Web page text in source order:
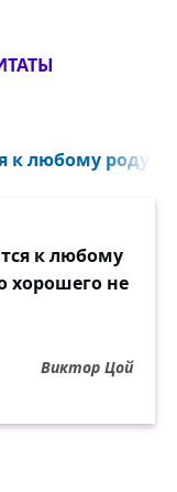
к любому роду
к любому
хорошего не
Виктор Цой